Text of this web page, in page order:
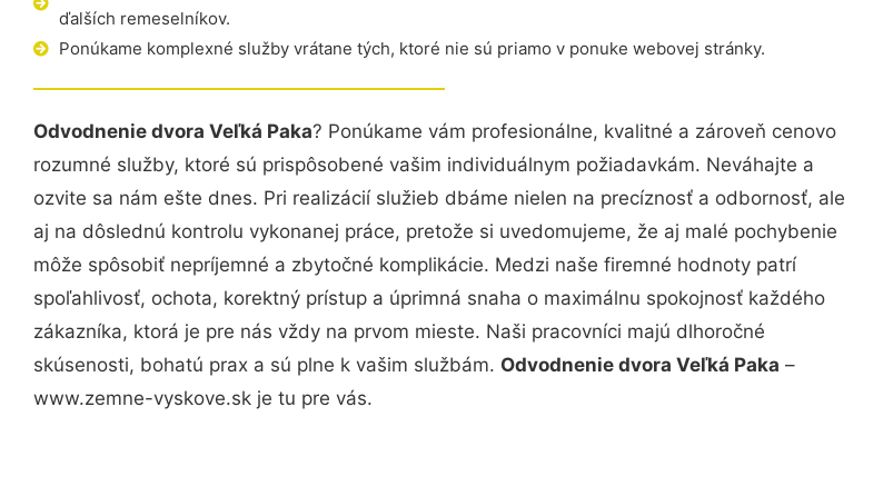
ďalších remeselníkov.
Ponúkame komplexné služby vrátane tých, ktoré nie sú priamo v ponuke webovej stránky.
Odvodnenie dvora Veľká Paka? Ponúkame vám profesionálne, kvalitné a zároveň cenovo
rozumné služby, ktoré sú prispôsobené vašim individuálnym požiadavkám. Neváhajte a
ozvite sa nám ešte dnes. Pri realizácií služieb dbáme nielen na precíznosť a odbornosť, ale
aj na dôslednú kontrolu vykonanej práce, pretože si uvedomujeme, že aj malé pochybenie
môže spôsobiť nepríjemné a zbytočné komplikácie. Medzi naše firemné hodnoty patrí
spoľahlivosť, ochota, korektný prístup a úprimná snaha o maximálnu spokojnosť každého
zákazníka, ktorá je pre nás vždy na prvom mieste. Naši pracovníci majú dlhoročné
skúsenosti, bohatú prax a sú plne k vašim službám. Odvodnenie dvora Veľká Paka –
www.zemne-vyskove.sk je tu pre vás.